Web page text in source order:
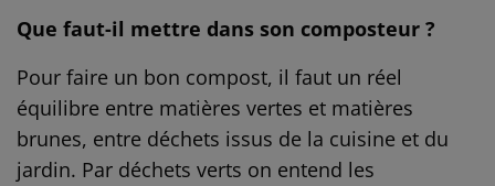
Que faut-il mettre dans son composteur ?
Pour faire un bon compost, il faut un réel
équilibre entre matières vertes et matières
brunes, entre déchets issus de la cuisine et du
jardin. Par déchets verts on entend les